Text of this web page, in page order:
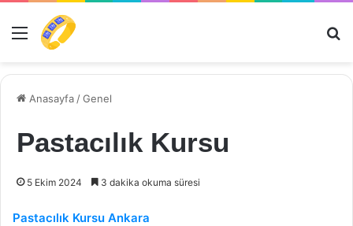
Menü
Anasayfa /Genel
Pastacılık Kursu
5 Ekim 2024 3 dakika okuma süresi
Pastacılık Kursu Ankara